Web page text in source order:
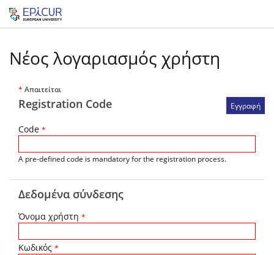
Νέος λογαριασμός χρήστη
* Απαιτείται
Registration Code
Code *
A pre-defined code is mandatory for the registration process.
Δεδομένα σύνδεσης
Όνομα χρήστη *
Κωδικός *